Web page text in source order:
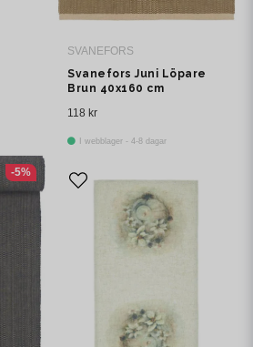
SVANEFORS
Svanefors Juni Löpare
Brun 40x160 cm
118 kr
I webblager - 4-8 dagar
-5%